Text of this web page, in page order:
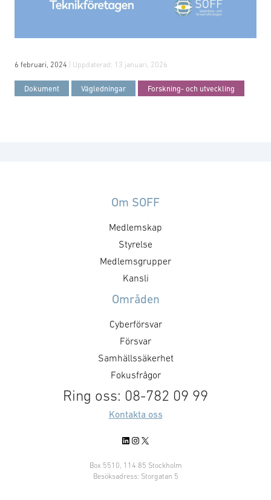
6 februari, 2024 | Uppdaterad: 13 januari, 2026
Dokument Vägledningar Forskning- och utveckling
Om SOFF
Medlemskap
Styrelse
Medlemsgrupper
Kansli
Områden
Cyberförsvar
Försvar
Samhällssäkerhet
Fokusfrågor
Ring oss: 08-782 09 99
Kontakta oss
LinkedIn
Instagram
X
Box 5510, 114 85 Stockholm
Besöksadress: Storgatan 5